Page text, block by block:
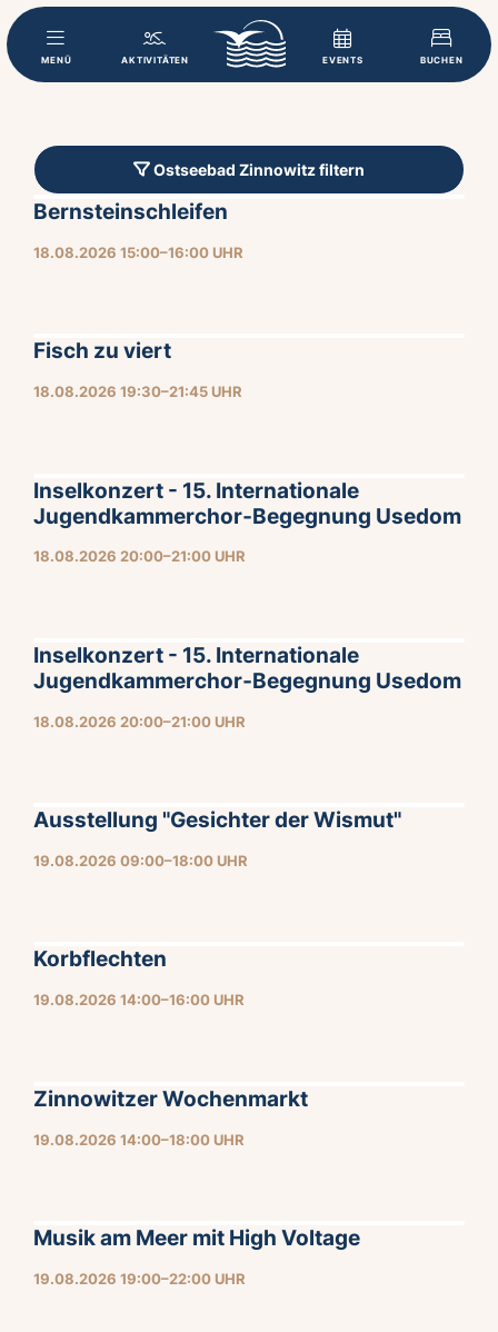
MENÜ AKTIVITÄTEN EVENTS BUCHEN
Ostseebad Zinnowitz filtern
18.08.2026 15:00–16:00 UHR
Bernsteinschleifen
18.08.2026 19:30–21:45 UHR
Fisch zu viert
18.08.2026 20:00–21:00 UHR
Inselkonzert - 15. Internationale
Jugendkammerchor‑Begegnung Usedom
18.08.2026 20:00–21:00 UHR
Inselkonzert - 15. Internationale
Jugendkammerchor‑Begegnung Usedom
19.08.2026 09:00–18:00 UHR
Ausstellung "Gesichter der Wismut"
19.08.2026 14:00–16:00 UHR
Korbflechten
19.08.2026 14:00–18:00 UHR
Zinnowitzer Wochenmarkt
19.08.2026 19:00–22:00 UHR
Musik am Meer mit High Voltage